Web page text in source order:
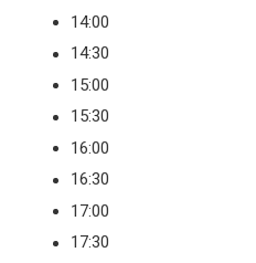
14:00
14:30
15:00
15:30
16:00
16:30
17:00
17:30